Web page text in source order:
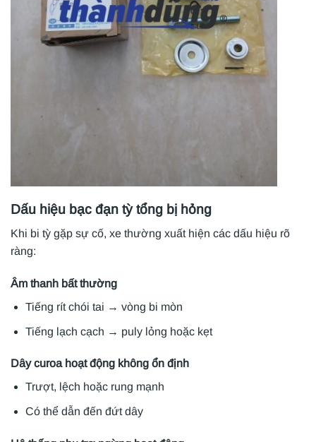
Dấu hiệu bạc đạn tỳ tổng bị hỏng
Khi bi tỳ gặp sự cố, xe thường xuất hiện các dấu hiệu rõ
ràng:
Âm thanh bất thường
Tiếng rít chói tai → vòng bi mòn
Tiếng lạch cạch → puly lỏng hoặc kẹt
Dây curoa hoạt động không ổn định
Trượt, lệch hoặc rung mạnh
Có thể dẫn đến đứt dây